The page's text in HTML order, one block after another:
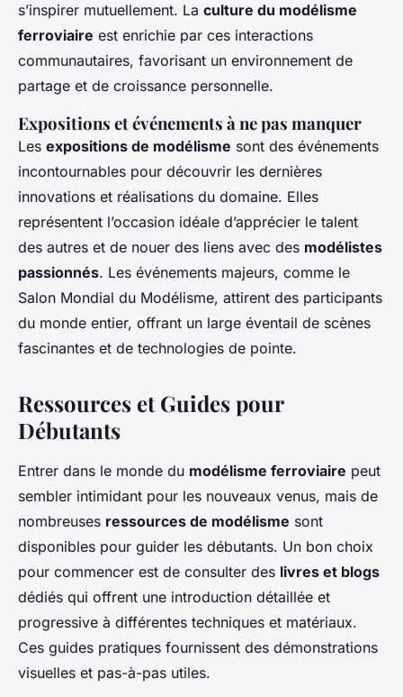
s’inspirer mutuellement. La culture du modélisme
ferroviaire est enrichie par ces interactions
communautaires, favorisant un environnement de
partage et de croissance personnelle.
Expositions et événements à ne pas manquer
Les expositions de modélisme sont des événements
incontournables pour découvrir les dernières
innovations et réalisations du domaine. Elles
représentent l’occasion idéale d’apprécier le talent
des autres et de nouer des liens avec des modélistes
passionnés. Les événements majeurs, comme le
Salon Mondial du Modélisme, attirent des participants
du monde entier, offrant un large éventail de scènes
fascinantes et de technologies de pointe.
Ressources et Guides pour
Débutants
Entrer dans le monde du modélisme ferroviaire peut
sembler intimidant pour les nouveaux venus, mais de
nombreuses ressources de modélisme sont
disponibles pour guider les débutants. Un bon choix
pour commencer est de consulter des livres et blogs
dédiés qui offrent une introduction détaillée et
progressive à différentes techniques et matériaux.
Ces guides pratiques fournissent des démonstrations
visuelles et pas-à-pas utiles.